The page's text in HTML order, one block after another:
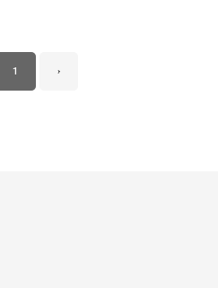
1 ›